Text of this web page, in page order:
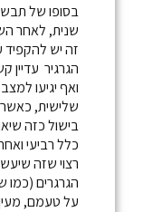
בסופו של
שנית, לאחר
זה יש
הגרגיר
ואף יגיעו
שלישית, כאשר
בישול כזה
כלל רביעי
רצוי שזה
הגרגרים (כמו
על טעמם,